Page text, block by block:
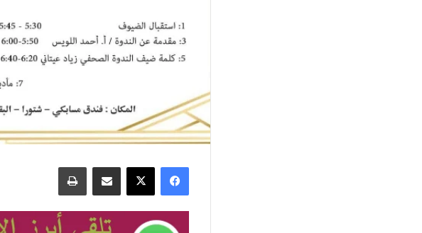
فيسبوك ‫X مشاركة عبر البريد طباعة